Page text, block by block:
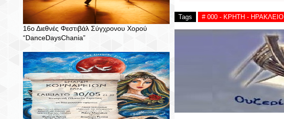
16ο Διεθνές Φεστιβάλ Σύγχρονου Χορού
“DanceDaysChania”
Tags # 000 - ΚΡΗΤΗ - ΗΡΑΚΛΕΙΟ